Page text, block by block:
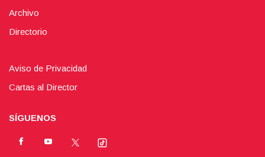
Archivo
Directorio
Aviso de Privacidad
Cartas al Director
SÍGUENOS